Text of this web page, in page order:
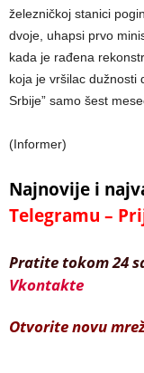
železničkoj stanici
dvoje, uhapsi prvo
kada je rađena
koja je vršilac dužnosti
Srbije” samo šest
(Informer)
Najnovije i
Telegramu –
Pratite tokom 24
Vkontakte
Otvorite novu